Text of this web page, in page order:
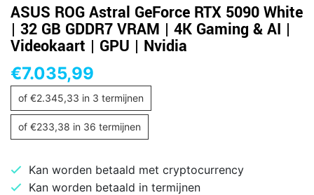
ASUS ROG Astral GeForce RTX 5090 White
| 32 GB GDDR7 VRAM | 4K Gaming & AI |
Videokaart | GPU | Nvidia
€7.035,99
of €2.345,33 in 3 termijnen
of €233,38 in 36 termijnen
Kan worden betaald met cryptocurrency
Kan worden betaald in termijnen